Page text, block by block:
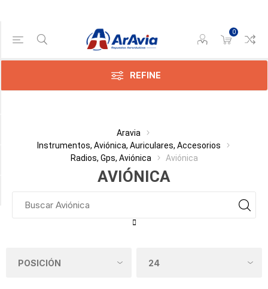
0
REFINE
Aravia
Instrumentos, Aviónica, Auriculares, Accesorios
Radios, Gps, Aviónica
Aviónica
AVIÓNICA
Gama de precios
Min:$